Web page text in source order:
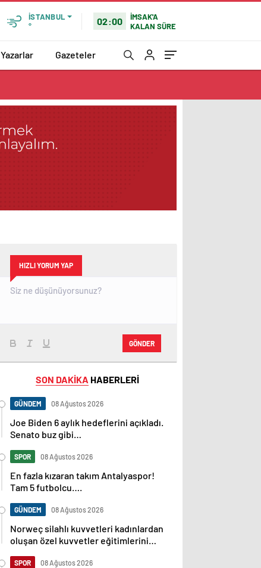
İSTANBUL
°
02:00
İMSAK'A
KALAN SÜRE
Yazarlar Gazeteler
HIZLI YORUM YAP
GÖNDER
SON DAKİKA HABERLERİ
GÜNDEM 08 Ağustos 2026
Joe Biden 6 aylık hedeflerini açıkladı.
Senato buz gibi…
SPOR 08 Ağustos 2026
En fazla kızaran takım Antalyaspor!
Tam 5 futbolcu….
GÜNDEM 08 Ağustos 2026
Norweç silahlı kuvvetleri kadınlardan
oluşan özel kuvvetler eğitimlerini
SPOR 08 Ağustos 2026